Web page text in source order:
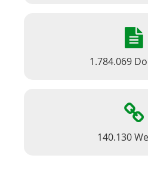
1.784.069
140.130